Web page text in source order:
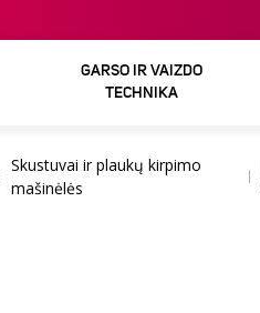
GARSO IR VAIZDO
TECHNIKA
Skustuvai ir plaukų kirpimo
mašinėlės